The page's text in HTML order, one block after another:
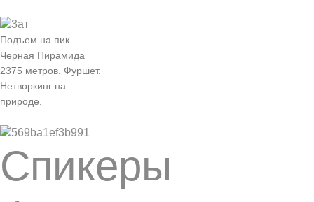
Подъем на пик
Черная Пирамида
2375 метров. Фуршет.
Нетворкинг на
природе.
Спикеры